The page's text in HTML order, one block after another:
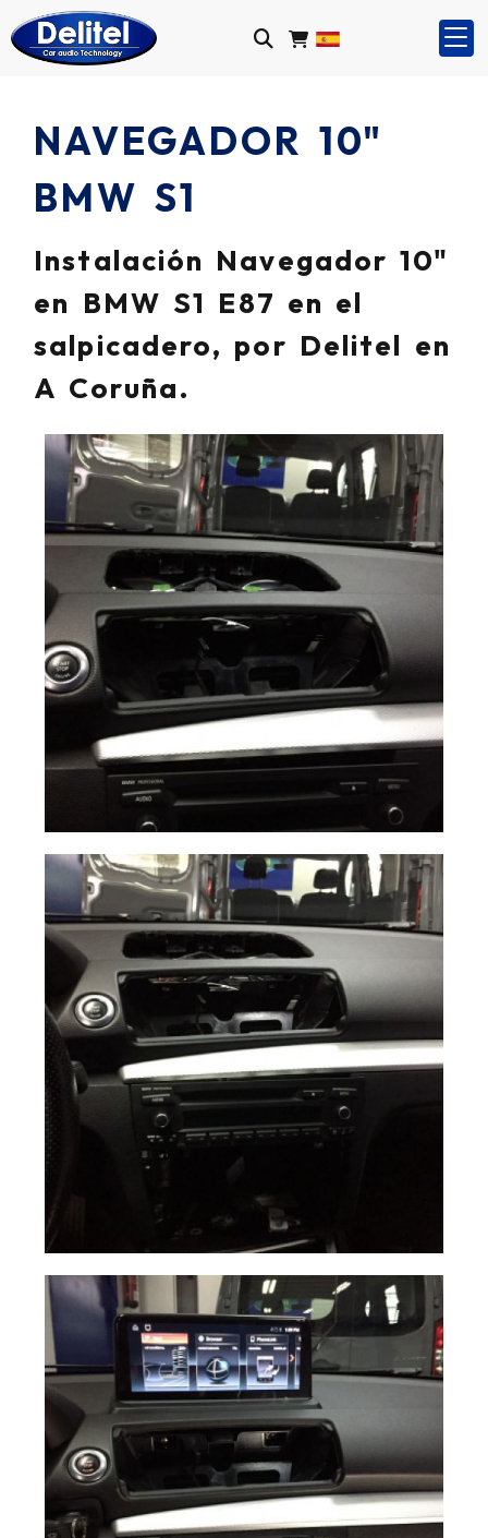
NAVEGADOR 10"
BMW S1
Instalación Navegador 10"
en BMW S1 E87 en el
salpicadero, por Delitel en
A Coruña.
Navegador 10\"
BMW E87
Ampliar
Instalación
Navegador BMW
Ampliar